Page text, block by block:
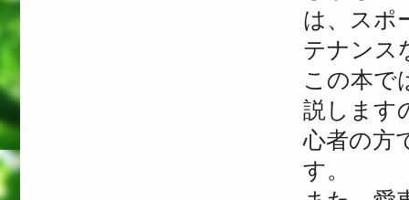
は、スポ
テナンス
この本で
説します
心者の方
す。